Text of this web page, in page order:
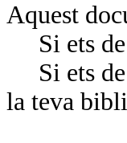
Aquest
Si ets de
Si ets de
la teva